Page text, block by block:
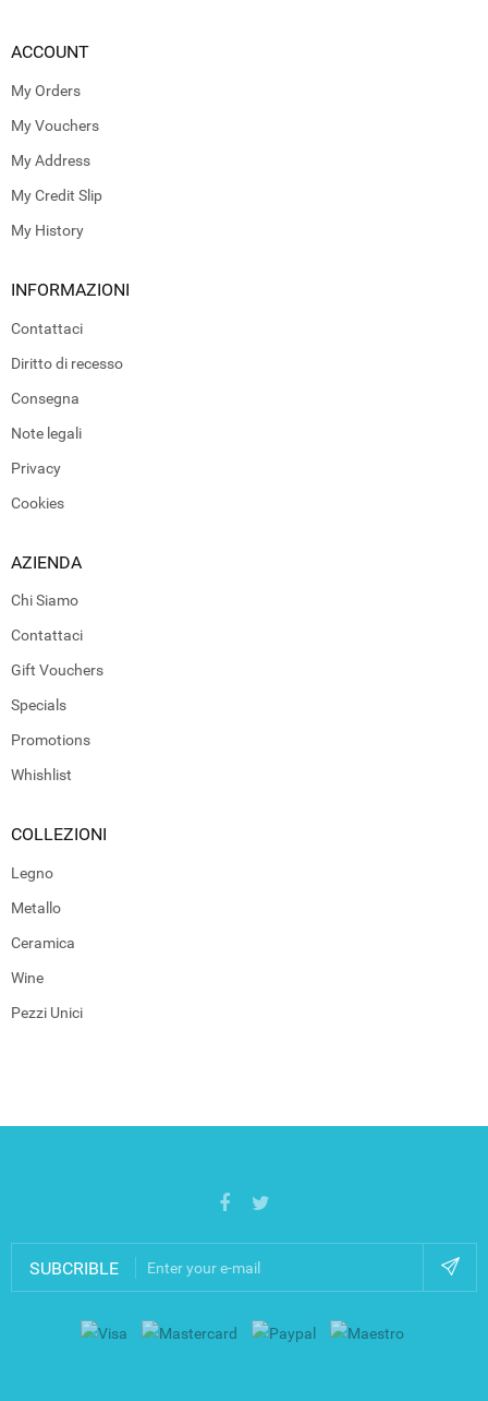
ACCOUNT
My Orders
My Vouchers
My Address
My Credit Slip
My History
INFORMAZIONI
Contattaci
Diritto di recesso
Consegna
Note legali
Privacy
Cookies
AZIENDA
Chi Siamo
Contattaci
Gift Vouchers
Specials
Promotions
Whishlist
COLLEZIONI
Legno
Metallo
Ceramica
Wine
Pezzi Unici
SUBCRIBLE